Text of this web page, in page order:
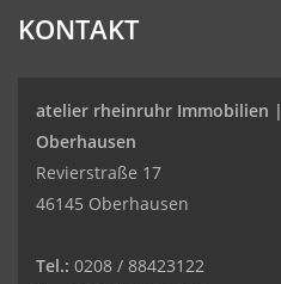
KONTAKT
atelier rheinruhr Immobilien |
Oberhausen
Revierstraße 17
46145 Oberhausen
Tel.: 0208 / 88423122